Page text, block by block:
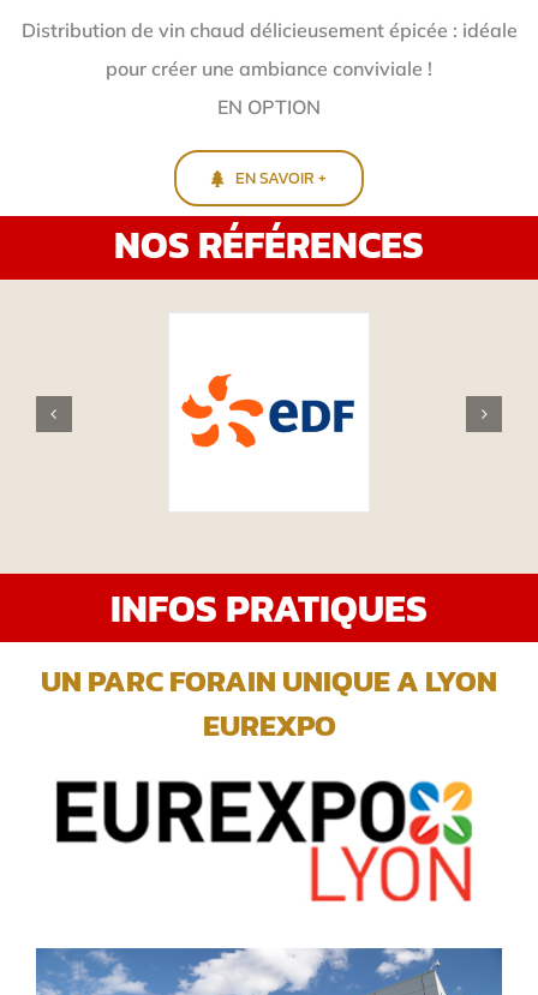
Distribution de vin chaud délicieusement épicée : idéale
pour créer une ambiance conviviale !
EN OPTION
EN SAVOIR +
NOS RÉFÉRENCES
INFOS PRATIQUES
UN PARC FORAIN UNIQUE A LYON
EUREXPO